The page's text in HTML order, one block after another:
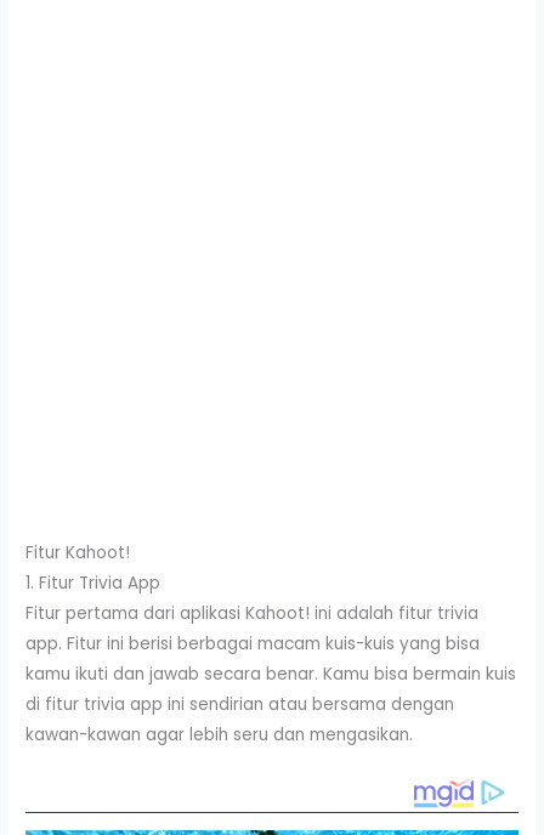
Fitur Kahoot!
1. Fitur Trivia App
Fitur pertama dari aplikasi Kahoot! ini adalah fitur trivia
app. Fitur ini berisi berbagai macam kuis-kuis yang bisa
kamu ikuti dan jawab secara benar. Kamu bisa bermain kuis
di fitur trivia app ini sendirian atau bersama dengan
kawan-kawan agar lebih seru dan mengasikan.